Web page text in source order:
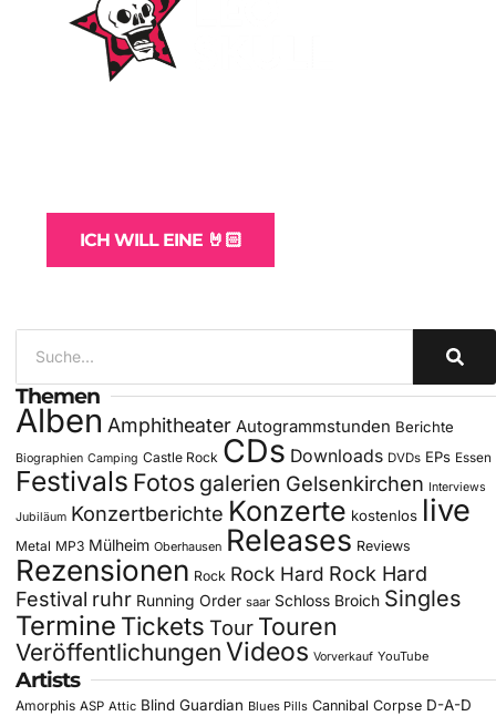
ICH WILL EINE 🤘🏻
Themen
Alben Amphitheater Autogrammstunden Berichte
Biographien Camping Castle Rock CDs Downloads DVDs EPs Essen
Festivals Fotos galerien Gelsenkirchen Interviews
Jubiläum Konzertberichte Konzerte kostenlos live
Metal MP3 Mülheim Oberhausen Releases Reviews
Rezensionen Rock Rock Hard Rock Hard
Festival ruhr Running Order saar Schloss Broich Singles
Termine Tickets Tour Touren
Veröffentlichungen Videos Vorverkauf YouTube
Artists
Amorphis ASP Attic Blind Guardian Blues Pills Cannibal Corpse D-A-D